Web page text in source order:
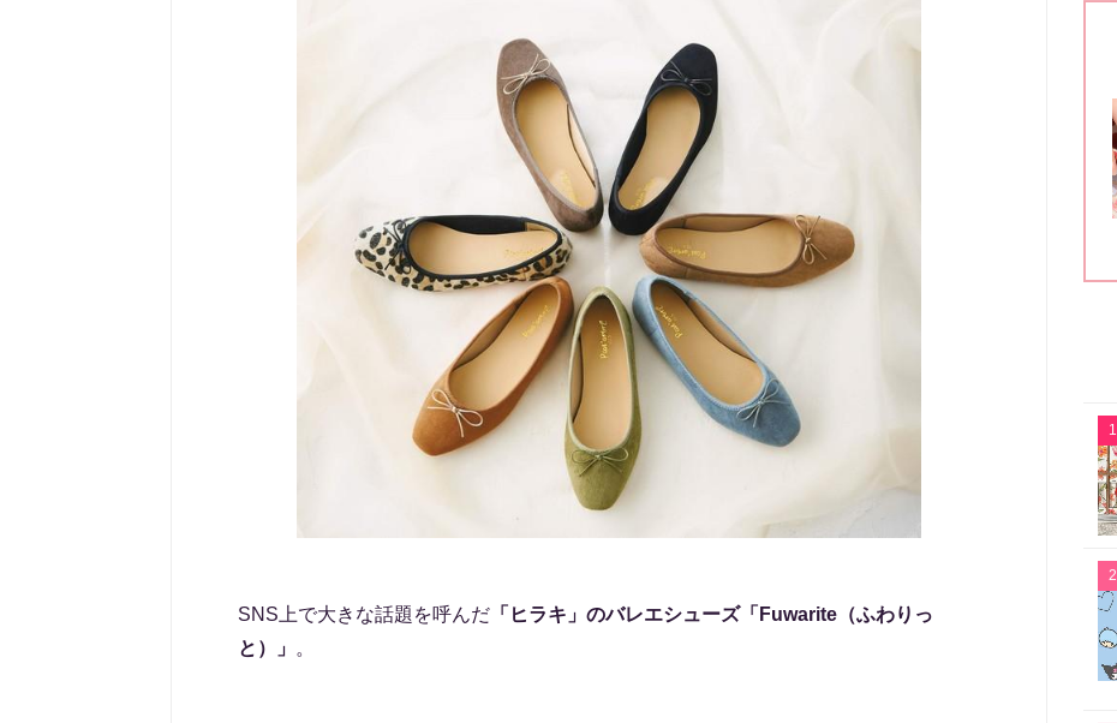
SNS上で大きな話題を呼んだ 「ヒラキ」のバレエシューズ「Fuwarite（ふわりっ
と）」 。
1
2